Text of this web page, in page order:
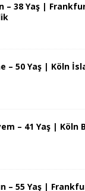
– 38 Yaş |
– 50 Yaş | Köln
– 41 Yaş | Köln
– 55 Yaş |